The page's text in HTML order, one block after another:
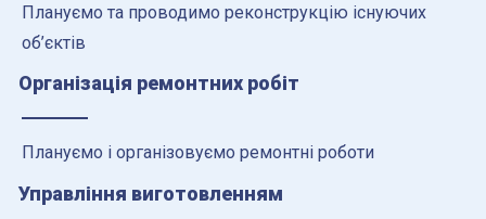
Плануємо та проводимо реконструкцію існуючих
об’єктів
Організація ремонтних робіт
Плануємо і організовуємо ремонтні роботи
Управління виготовленням